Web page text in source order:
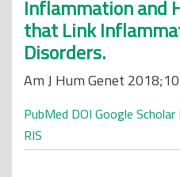
Inflammation and
that Link
Disorders.
Am J Hum Genet
PubMed DOI Google Scholar
RIS